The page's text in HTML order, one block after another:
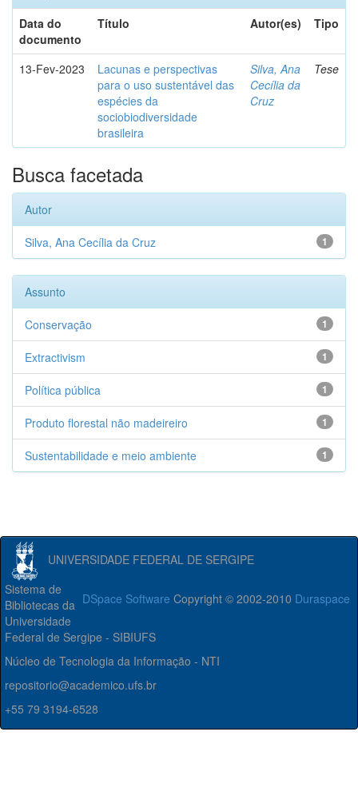
Data do
documento
Título Autor(es) Tipo
13-Fev-2023
Lacunas e perspectivas
para o uso sustentável das
espécies da
sociobiodiversidade
brasileira
Silva, Ana
Cecília da
Cruz
Tese
Busca facetada
Autor
1
Silva, Ana Cecília da Cruz
Assunto
1
Conservação
1
Extractivism
1
Política pública
1
Produto florestal não madeireiro
1
Sustentabilidade e meio ambiente
UNIVERSIDADE FEDERAL DE SERGIPE
DSpace Software Copyright © 2002-2010 Duraspace
Sistema de
Bibliotecas da
Universidade
Federal de Sergipe - SIBIUFS
Núcleo de Tecnologia da Informação - NTI
repositorio@academico.ufs.br
+55 79 3194-6528